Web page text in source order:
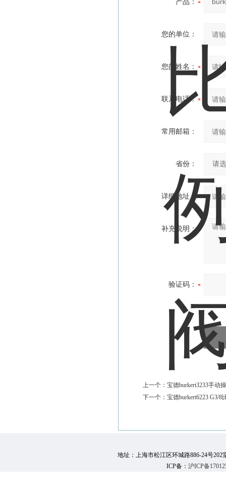
产品：
您的单位：
您的姓名：
联系电话：
常用邮箱：
省份：
详细地址：
补充说明：
验证码：
上一个： 宝德burkert3233手动
下一个： 宝德burkert6223 G3/8
地址：上海市松江区环城路886-24号202
ICP备： 沪ICP备